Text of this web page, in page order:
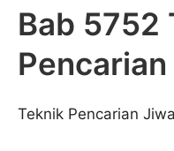
Bab 5752
Teknik Pencarian